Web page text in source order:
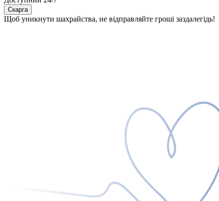
Скарга
Щоб уникнути шахрайства, не відправляйте гроші заздалегідь!